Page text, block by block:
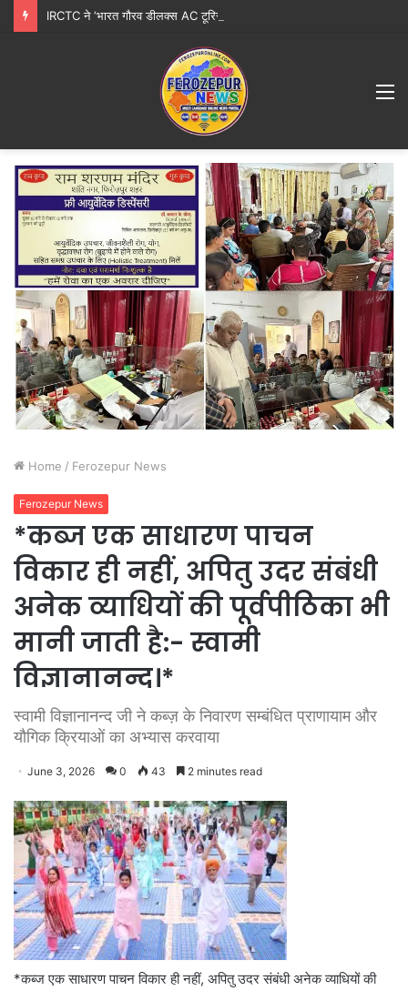
Home / Ferozepur News
Ferozepur News
*कब्ज एक साधारण पाचन
विकार ही नहीं, अपितु उदर संबंधी
अनेक व्याधियों की पूर्वपीठिका भी
मानी जाती है:- स्वामी
विज्ञानानन्द।*
स्वामी विज्ञानानन्द जी ने कब्ज़ के निवारण सम्बंधित प्राणायाम और
यौगिक क्रियाओं का अभ्यास करवाया
June 3, 2026 0 43 2 minutes read
*कब्ज एक साधारण पाचन विकार ही नहीं, अपितु उदर संबंधी अनेक व्याधियों की